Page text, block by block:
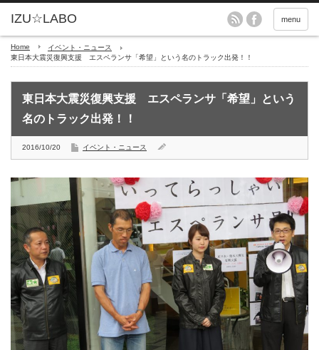
menu
Home
イベント・ニュース
東日本大震災復興支援 エスペランサ「希望」という名のトラック出発！！
東日本大震災復興支援 エスペランサ「希望」という
名のトラック出発！！
2016/10/20 イベント・ニュース